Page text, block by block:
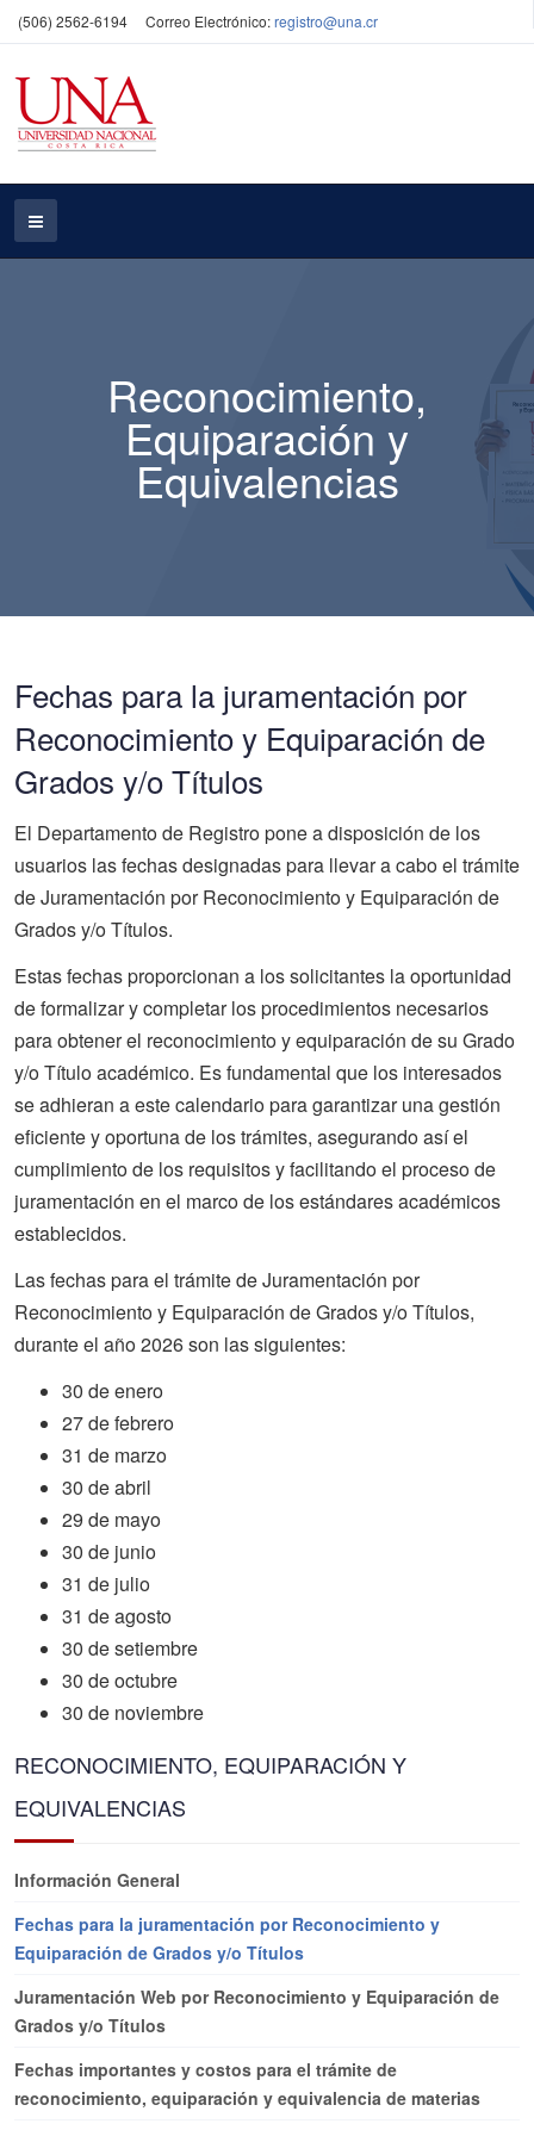
(506) 2562-6194 Correo Electrónico:registro@una.cr
Reconocimiento,
Equiparación y
Equivalencias
Fechas para la juramentación por
Reconocimiento y Equiparación de
Grados y/o Títulos
El Departamento de Registro pone a disposición de los
usuarios las fechas designadas para llevar a cabo el trámite
de Juramentación por Reconocimiento y Equiparación de
Grados y/o Títulos.
Estas fechas proporcionan a los solicitantes la oportunidad
de formalizar y completar los procedimientos necesarios
para obtener el reconocimiento y equiparación de su Grado
y/o Títuloacadémico. Es fundamental que los interesados
se adhieran a este calendario para garantizar una gestión
eficiente y oportuna de los trámites, asegurando así el
cumplimiento de los requisitos y facilitando el proceso de
juramentación en el marco de los estándares académicos
establecidos.
Las fechas para el trámite de Juramentación por
Reconocimiento y Equiparación de Grados y/o Títulos,
durante el año 2026 son las siguientes:
30 de enero
27 de febrero
31 de marzo
30 de abril
29 de mayo
30 de junio
31 de julio
31 de agosto
30 de setiembre
30 de octubre
30 de noviembre
RECONOCIMIENTO, EQUIPARACIÓN Y
EQUIVALENCIAS
Información General
Fechas para la juramentación por Reconocimiento y
Equiparación de Grados y/o Títulos
Juramentación Web por Reconocimiento y Equiparación de
Grados y/o Títulos
Fechas importantes y costos para el trámite de
reconocimiento, equiparación y equivalencia de materias